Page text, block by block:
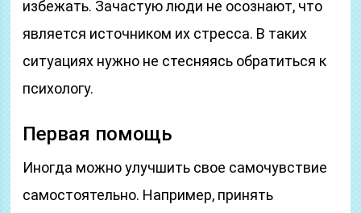
избежать. Зачастую люди не осознают, что
является источником их стресса. В таких
ситуациях нужно не стесняясь обратиться к
психологу.
Первая помощь
Иногда можно улучшить свое самочувствие
самостоятельно. Например, принять